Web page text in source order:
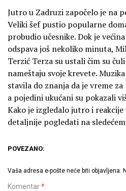
Jutro u Zadruzi započelo je na
Veliki šef pustio popularne
probudio učesnike. Dok je
odspava još nekoliko minuta,
Terzić Terza su ustali čim su
nameštaju svoje krevete.
stavila do znanja da je vreme
a pojedini ukućani su pokazali
Kako je izgledalo jutro i reakcije
detaljnije pogledati na
POVEZANO:
Vaša adresa e-pošte neće biti objavljena.
Komentar*